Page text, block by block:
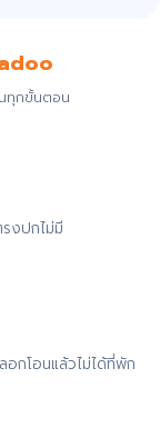
ทุกขั้นตอน
งปกไม่มี
กโอนแล้วไม่ได้ที่พัก